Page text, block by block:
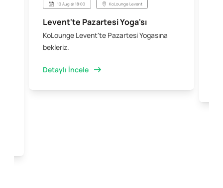
10 Aug @ 18:00 KoLounge Levent
Levent'te Pazartesi Yoga'sı
KoLounge Levent'te Pazartesi Yogasına
bekleriz.
Detaylı İncele